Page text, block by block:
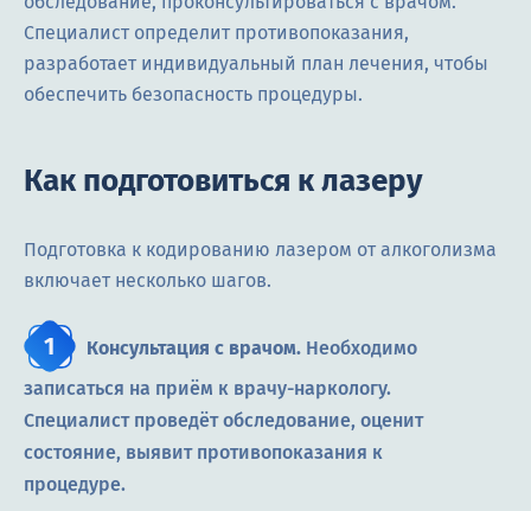
Специалист определит противопоказания,
разработает индивидуальный план лечения, чтобы
обеспечить безопасность процедуры.
Как подготовиться к лазеру
Подготовка к кодированию лазером от алкоголизма
включает несколько шагов.
Консультация с врачом. Необходимо
записаться на приём к врачу-наркологу.
Специалист проведёт обследование, оценит
состояние, выявит противопоказания к
процедуре.